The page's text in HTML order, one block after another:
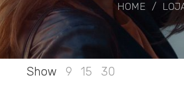
HOME /
Show 9 15 30